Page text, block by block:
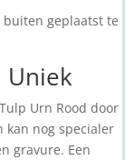
geplaatst te
Uniek
Urn Rood door
kan nog specialer
gravure. Een